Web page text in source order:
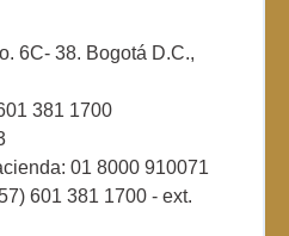
6C- 38. Bogotá D.C.,
381 1700
01 8000 910071
601 381 1700 - ext.